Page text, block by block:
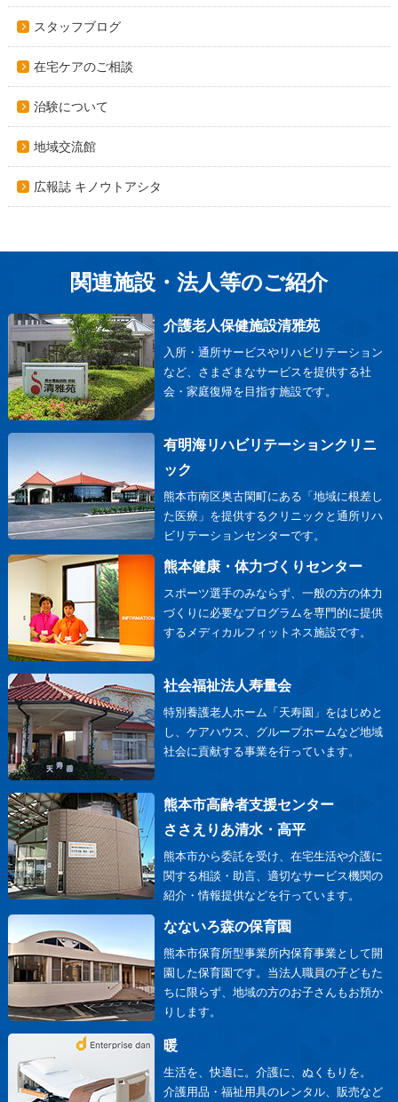
スタッフブログ
在宅ケアのご相談
治験について
地域交流館
広報誌 キノウトアシタ
関連施設・法人等のご紹介
介護老人保健施設清雅苑
入所・通所サービスやリハビリテーション
など、さまざまなサービスを提供する社
会・家庭復帰を目指す施設です。
有明海リハビリテーションクリニ
ック
熊本市南区奥古閑町にある「地域に根差し
た医療」を提供するクリニックと通所リハ
ビリテーションセンターです。
熊本健康・体力づくりセンター
スポーツ選手のみならず、一般の方の体力
づくりに必要なプログラムを専門的に提供
するメディカルフィットネス施設です。
社会福祉法人寿量会
特別養護老人ホーム「天寿園」をはじめと
し、ケアハウス、グループホームなど地域
社会に貢献する事業を行っています。
熊本市高齢者支援センター
ささえりあ清水・高平
熊本市から委託を受け、在宅生活や介護に
関する相談・助言、適切なサービス機関の
紹介・情報提供などを行っています。
なないろ森の保育園
熊本市保育所型事業所内保育事業として開
園した保育園です。当法人職員の子どもた
ちに限らず、地域の方のお子さんもお預か
りします。
暖
生活を、快適に。介護に、ぬくもりを。
介護用品・福祉用具のレンタル、販売など